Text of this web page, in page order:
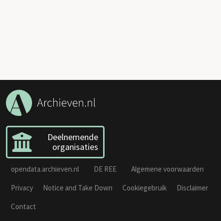
Deelnemende
organisaties
opendata.archieven.nl DE REE
Algemene voorwaarden
Privacy
Notice and Take Down Cookiegebruik
Disclaimer
Contact